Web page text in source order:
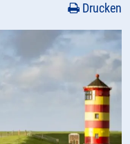
Drucken